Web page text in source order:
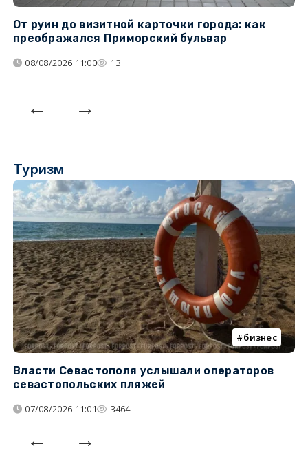
От руин до визитной карточки города: как
преображался Приморский бульвар
08/08/2026 11:00 13
Туризм
бизнес
Власти Севастополя услышали операторов
севастопольских пляжей
07/08/2026 11:01 3464